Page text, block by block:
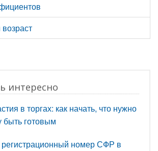
интересно
в торгах: как начать, что нужно
быть готовым
регистрационный номер СФР в